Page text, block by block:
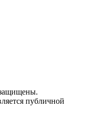
публичной